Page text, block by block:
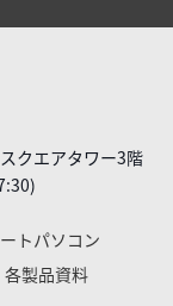
クエアタワー3階
トパソコン
各製品資料